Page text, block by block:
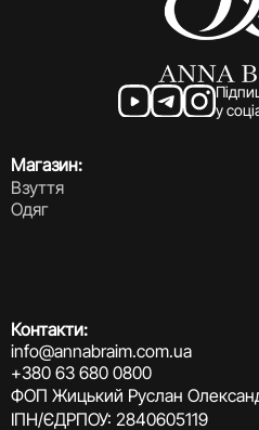
у
Магазин:
Взуття
Одяг
Контакти:
info@annabraim.com.ua
+380 63 680 0800
ФОП Жицький Руслан
ІПН/ЄДРПОУ: 2840605119